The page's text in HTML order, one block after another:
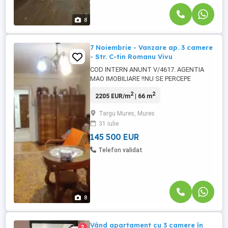
8
8
7 Noiembrie - Vanzare ap. 3 camere
- Str. C-tin Romanu Vivu
COD INTERN ANUNT V/4617. AGENTIA
MAO IMOBILIARE !!NU SE PERCEPE
Mao Imobiliare propune spre vanzare
strada Constantin Roman Vivu, aproape
de toate punctele de interes comun.
Apartamentul se afla la etajul 2 al unui
2205 EUR/m2| 66 m2
Targu Mures, Mures
31 iulie
145 500 EUR
Telefon validat
Vând apartament cu 3 camere în